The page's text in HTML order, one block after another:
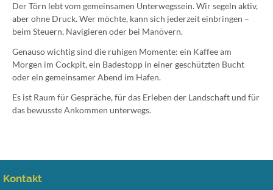
Der Törn lebt vom gemeinsamen Unterwegssein. Wir segeln aktiv,
aber ohne Druck. Wer möchte, kann sich jederzeit einbringen –
beim Steuern, Navigieren oder bei Manövern.
Genauso wichtig sind die ruhigen Momente: ein Kaffee am
Morgen im Cockpit, ein Badestopp in einer geschützten Bucht
oder ein gemeinsamer Abend im Hafen.
Es ist Raum für Gespräche, für das Erleben der Landschaft und für
das bewusste Ankommen unterwegs.
Kontakt